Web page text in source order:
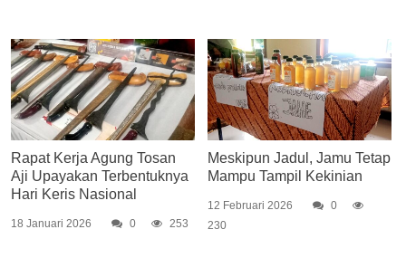
Rapat Kerja Agung Tosan
Aji Upayakan Terbentuknya
Hari Keris Nasional
18 Januari 2026 0 253
Meskipun Jadul, Jamu Tetap
Mampu Tampil Kekinian
12 Februari 2026
0
230